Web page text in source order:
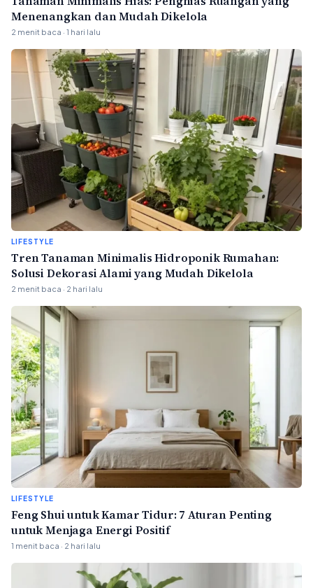
Menenangkan dan Mudah Dikelola
2 menit baca · 1 hari lalu
LIFESTYLE
Tren Tanaman Minimalis Hidroponik Rumahan:
Solusi Dekorasi Alami yang Mudah Dikelola
2 menit baca · 2 hari lalu
LIFESTYLE
Feng Shui untuk Kamar Tidur: 7 Aturan Penting
untuk Menjaga Energi Positif
1 menit baca · 2 hari lalu